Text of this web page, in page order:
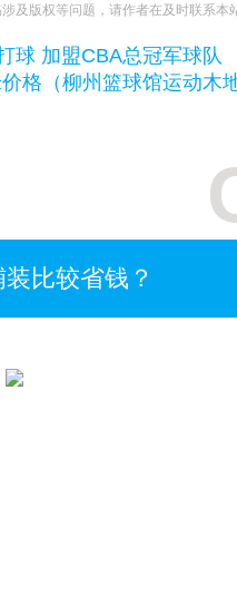
及版权等问题，请作者在及时联系本
球 加盟CBA总冠军球队
格（柳州篮球馆运动木
比较省钱？